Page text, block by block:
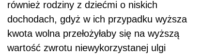
również rodziny z dziećmi o niskich
dochodach, gdyż w ich przypadku wyższa
kwota wolna przełożyłaby się na wyższą
wartość zwrotu niewykorzystanej ulgi